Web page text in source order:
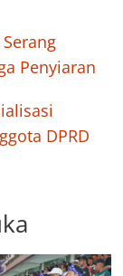
Penyiaran
DPRD